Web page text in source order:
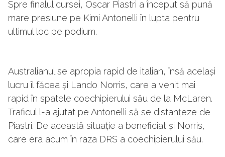
Spre finalul cursei, Oscar Piastri a început să pună
mare presiune pe Kimi Antonelli în lupta pentru
ultimul loc pe podium.
Australianul se apropia rapid de italian, însă același
lucru îl făcea și Lando Norris, care a venit mai
rapid în spatele coechipierului său de la McLaren.
Traficul l-a ajutat pe Antonelli să se distanțeze de
Piastri. De această situație a beneficiat și Norris,
care era acum în raza DRS a coechipierului său.